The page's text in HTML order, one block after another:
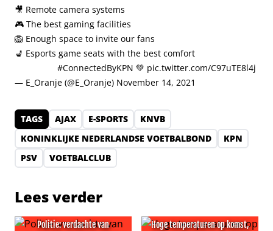
🎥 Remote camera systems
🎮 The best gaming facilities
🦁 Enough space to invite our fans
💺 Esports game seats with the best comfort
#ConnectedByKPN 💚 pic.twitter.com/C97uTE8l4j
— E_Oranje (@E_Oranje) November 14, 2021
TAGS AJAX E-SPORTS
KNVB
KONINKLIJKE NEDERLANDSE VOETBALBOND
KPN
PSV
VOETBALCLUB
Lees verder
Politie: verdachte van
Hoge temperaturen op komst,